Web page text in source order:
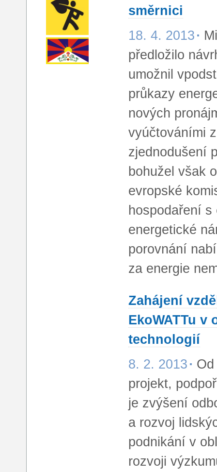
směrnici
18. 4. 2013
předložilo
umožnil
průkazy
nových
vyúčtováními
zjednodušení
bohužel však
evropské
hospodaření
energetické
porovnání
za energie
Zahájení
EkoWATTu
technologií
8. 2. 2013
projekt,
je zvýšení
a rozvoj
podnikání v
rozvoji